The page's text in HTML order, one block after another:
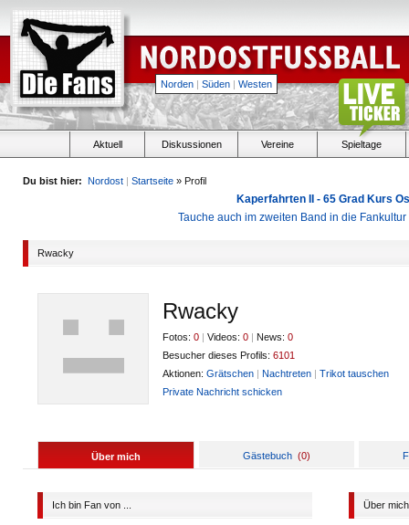
Norden | Süden | Westen
Aktuell Diskussionen Vereine Spieltage
Du bist hier: Nordost | Startseite » Profil
Kaperfahrten II - 65 Grad Kurs
Tauche auch im zweiten Band in die
Rwacky
Rwacky
Fotos: 0 | Videos: 0 | News: 0
Besucher dieses Profils: 6101
Aktionen: Grätschen | Nachtreten | Trikot tauschen
Private Nachricht schicken
Über mich Gästebuch (0)
Ich bin Fan von ... Über mich